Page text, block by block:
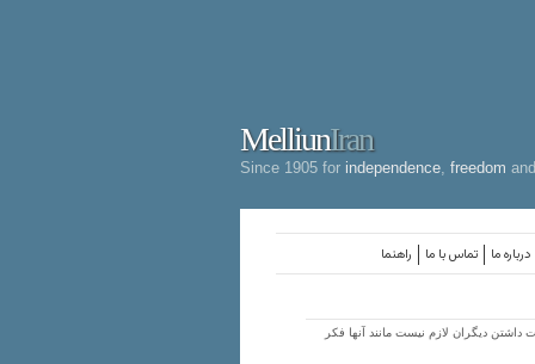
MelliunIran
Since 1905 for independence freedom
راهنما تماس با ما درباره ما
داشتن دیگران لازم نیست مانند آنها فکر